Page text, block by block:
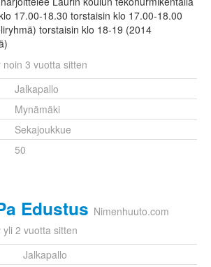
17.00-18.30 torstaisin klo 17.00-18.00
torstaisin klo 18-19 (2014
noin 3 vuotta sitten
Jalkapallo
Mynämäki
Sekajoukkue
50
Edustus Nimenhuuto.com
yli 2 vuotta sitten
Jalkapallo